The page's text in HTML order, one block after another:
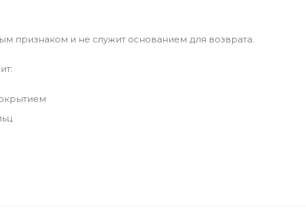
признаком и не служит основанием для возврата.